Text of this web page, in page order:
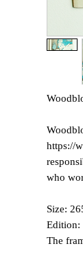
https://
who
Size:
Edition:
The